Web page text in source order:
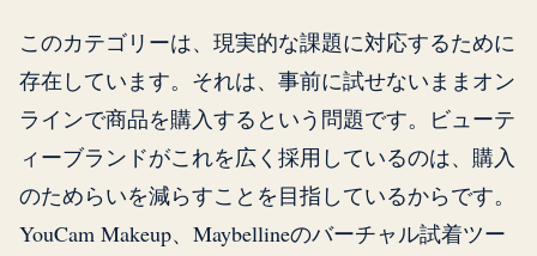
このカテゴリーは、現実的な課題に対応するために
存在しています。それは、事前に試せないままオン
ラインで商品を購入するという問題です。ビューテ
ィーブランドがこれを広く採用しているのは、購入
のためらいを減らすことを目指しているからです。
YouCam Makeup、Maybellineのバーチャル試着ツー